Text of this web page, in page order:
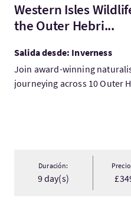
Western Isles
the Outer Hebri...
Salida desde: Inverness
Join award-winning
journeying across 10 Outer
Duración:
9 day(s)